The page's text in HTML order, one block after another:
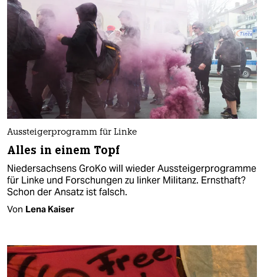
Aussteigerprogramm für Linke
Alles in einem Topf
Niedersachsens GroKo will wieder Aussteigerprogramme
für Linke und Forschungen zu linker Militanz. Ernsthaft?
Schon der Ansatz ist falsch.
Von Lena Kaiser